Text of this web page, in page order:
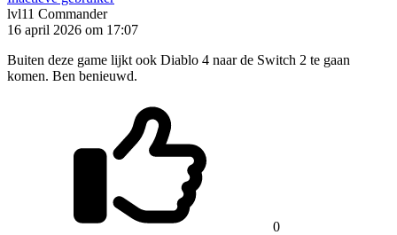
lvl11 Commander
16 april 2026 om 17:07
Buiten deze game lijkt ook Diablo 4 naar de Switch 2 te gaan
komen. Ben benieuwd.
0